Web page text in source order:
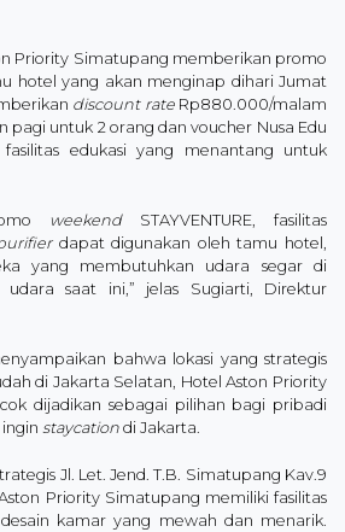
Priority Simatupang memberikan promo
hotel yang akan menginap dihari Jumat
discount rateRp880.000/malam
pagi untuk 2 orang dan voucher Nusa Edu
edukasi yang menantang untuk
weekendSTAYVENTURE, fasilitas
dapat digunakan oleh tamu hotel,
yang membutuhkan udara segar di
udara saat ini,” jelas Sugiarti, Direktur
bahwa lokasi yang strategis
di Jakarta Selatan, Hotel Aston Priority
dijadikan sebagai pilihan bagi pribadi
staycation di Jakarta.
Jl. Let. Jend. T.B. Simatupang Kav.9
Priority Simatupang memiliki fasilitas
kamar yang mewah dan menarik.